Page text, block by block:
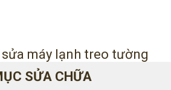
máy lạnh treo tường
SỬA CHỮA